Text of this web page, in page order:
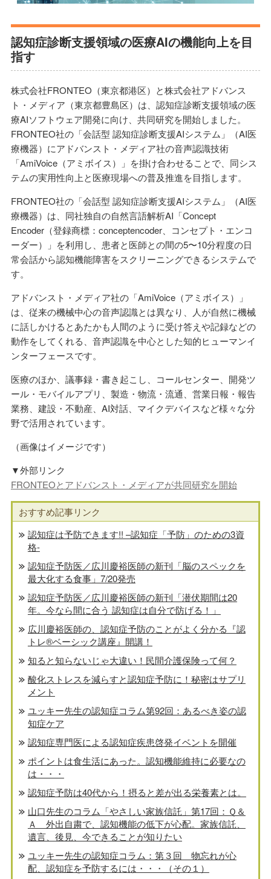
認知症診断支援領域の医療AIの機能向上を目
指す
株式会社FRONTEO（東京都港区）と株式会社アドバンス
ト・メディア（東京都豊島区）は、認知症診断支援領域の医
療AIソフトウェア開発に向け、共同研究を開始しました。
FRONTEO社の「会話型 認知症診断支援AIシステム」（AI医
療機器）にアドバンスト・メディア社の音声認識技術
「AmiVoice（アミボイス）」を掛け合わせることで、同シス
テムの実用性向上と医療現場への普及推進を目指します。
FRONTEO社の「会話型 認知症診断支援AIシステム」（AI医
療機器）は、同社独自の自然言語解析AI「Concept
Encoder（登録商標：conceptencoder、コンセプト・エンコ
ーダー）」を利用し、患者と医師との間の5〜10分程度の日
常会話から認知機能障害をスクリーニングできるシステムで
す。
アドバンスト・メディア社の「AmiVoice（アミボイス）」
は、従来の機械中心の音声認識とは異なり、人が自然に機械
に話しかけるとあたかも人間のように受け答えや記録などの
動作をしてくれる、音声認識を中心とした知的ヒューマンイ
ンターフェースです。
医療のほか、議事録・書き起こし、コールセンター、開発ツ
ール・モバイルアプリ、製造・物流・流通、営業日報・報告
業務、建設・不動産、AI対話、マイクデバイスなど様々な分
野で活用されています。
（画像はイメージです）
▼外部リンク
FRONTEOとアドバンスト・メディアが共同研究を開始
おすすめ記事リンク
認知症は予防できます!! –認知症「予防」のための3資
格-
認知症予防医／広川慶裕医師の新刊「脳のスペックを
最大化する食事」7/20発売
認知症予防医／広川慶裕医師の新刊「潜伏期間は20
年。今なら間に合う 認知症は自分で防げる！」
広川慶裕医師の、認知症予防のことがよく分かる『認
トレ®️ベーシック講座』開講！
知ると知らないじゃ大違い！民間介護保険って何？
酸化ストレスを減らすと認知症予防に！秘密はサプリ
メント
ユッキー先生の認知症コラム第92回：あるべき姿の認
知症ケア
認知症専門医による認知症疾患啓発イベントを開催
ポイントは食生活にあった。認知機能維持に必要なの
は・・・
認知症予防は40代から！摂ると差が出る栄養素とは。
山口先生のコラム「やさしい家族信託」第17回：Ｑ＆
Ａ 外出自粛で、認知機能の低下が心配。家族信託、
遺言、後見、今できることが知りたい
ユッキー先生の認知症コラム：第３回 物忘れが心
配、認知症を予防するには・・・（その１）